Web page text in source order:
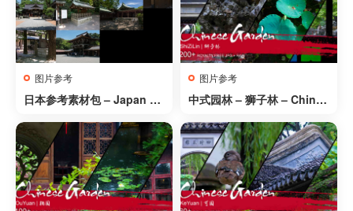
图片参考
日本参考素材包 – Japan Re
图片参考
中式园林 – 狮子林 – Chines